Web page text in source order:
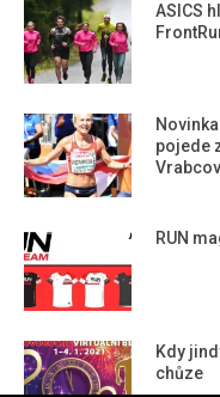
ASICS
pojede
RUN
Kdy
chůze